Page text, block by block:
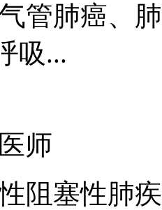
管肺癌、
吸...
师
阻塞性肺